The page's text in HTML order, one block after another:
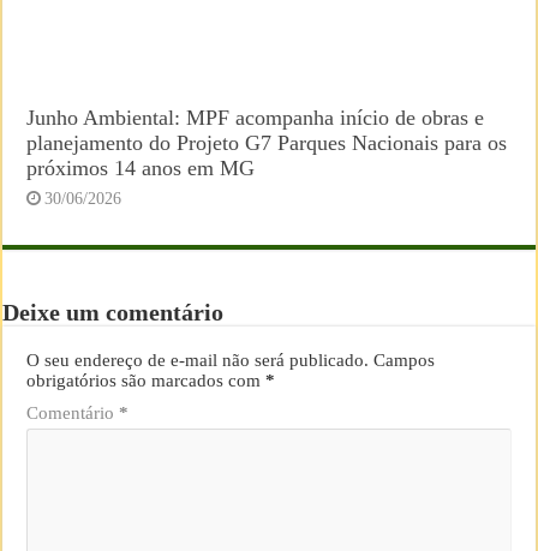
Junho Ambiental: MPF acompanha início de obras e
planejamento do Projeto G7 Parques Nacionais para os
próximos 14 anos em MG
30/06/2026
Deixe um comentário
O seu endereço de e-mail não será publicado. Campos
obrigatórios são marcados com*
Comentário *